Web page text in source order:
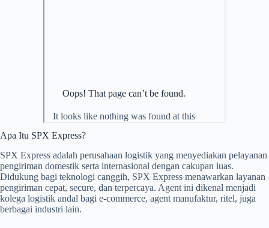
Apa Itu SPX Express?
SPX Express adalah perusahaan logistik yang menyediakan pelayanan
pengiriman domestik serta internasional dengan cakupan luas.
Didukung bagi teknologi canggih, SPX Express menawarkan layanan
pengiriman cepat, secure, dan terpercaya. Agent ini dikenal menjadi
kolega logistik andal bagi e-commerce, agent manufaktur, ritel, juga
berbagai industri lain.